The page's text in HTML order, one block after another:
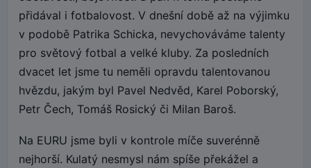
přidával i fotbalovost. V dnešní době až na výjimku
v podobě Patrika Schicka, nevychováváme talenty
pro světový fotbal a velké kluby. Za posledních
dvacet let jsme tu neměli opravdu talentovanou
hvězdu, jakým byl Pavel Nedvěd, Karel Poborský,
Petr Čech, Tomáš Rosický či Milan Baroš.
Na EURU jsme byli v kontrole míče suverénně
nejhorší. Kulatý nesmysl nám spíše překážel a